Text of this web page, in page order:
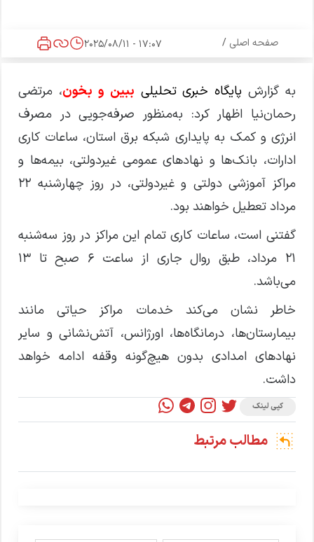
صفحه اصلی /
17:07 - 2025/08/11
به گزارش پایگاه خبری تحلیلی ببین و بخون، مرتضی
رحمان‌نیا اظهار کرد: به‌منظور صرفه‌جویی در مصرف
انرژی و کمک به پایداری شبکه برق استان، ساعات کاری
ادارات، بانک‌ها و نهادهای عمومی غیردولتی، بیمه‌ها و
مراکز آموزشی دولتی و غیردولتی، در روز چهارشنبه ۲۲
مرداد تعطیل خواهند بود.
گفتنی است، ساعات کاری تمام این مراکز در روز سه‌شنبه
۲۱ مرداد، طبق روال جاری از ساعت ۶ صبح تا ۱۳
می‌باشد.
خاطر نشان می‌کند خدمات مراکز حیاتی مانند
بیمارستان‌ها، درمانگاه‌ها، اورژانس، آتش‌نشانی و سایر
نهادهای امدادی بدون هیچ‌گونه وقفه ادامه خواهد
داشت.
کپی لینک
مطالب مرتبط